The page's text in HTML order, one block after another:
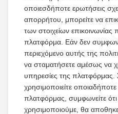
οποιεσδήποτε ερωτήσεις
απορρήτου, μπορείτε να
των στοιχείων
πλατφόρμα. Εάν δεν
περιεχόμενο αυτής της
να σταματήσετε αμέσως να
υπηρεσίες της πλατφόρμας.
χρησιμοποιείτε
πλατφόρμας, συμφωνείτε
χρησιμοποιούμε, θα